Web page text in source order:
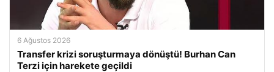
6 Ağustos 2026
Transfer krizi soruşturmaya dönüştü! Burhan Can
Terzi için harekete geçildi